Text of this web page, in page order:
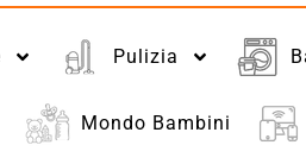
Pulizia
Mondo Bambini